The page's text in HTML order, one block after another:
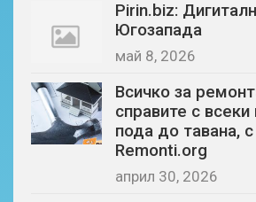
Pirin.biz:
Югозапада
май 8, 2026
Всичко за
справите с
пода до тавана,
Remonti.org
април 30, 2026